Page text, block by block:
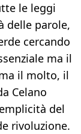
le leggi
delle parole,
cercando
ma il
il molto, il
Celano
del
rivoluzione.